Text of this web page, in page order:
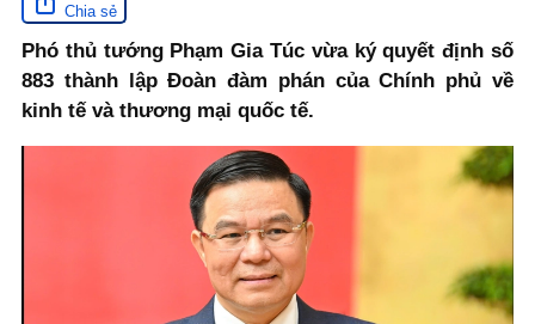
Chia sẻ
Phó thủ tướng Phạm Gia Túc vừa ký quyết định số
883 thành lập Đoàn đàm phán của Chính phủ về
kinh tế và thương mại quốc tế.